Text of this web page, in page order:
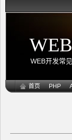
WEB开发常
首页 PHP